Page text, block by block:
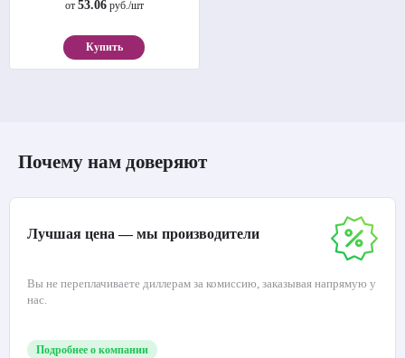
от 53.06руб./шт
Купить
Почему нам доверяют
Лучшая цена — мы производители
Вы не переплачиваете диллерам за комиссию, заказывая напрямую у
нас.
Подробнее о компании